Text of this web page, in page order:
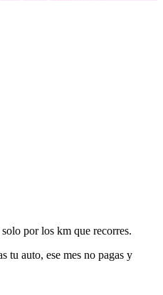
solo por los km que recorres.
tu auto, ese mes no pagas y